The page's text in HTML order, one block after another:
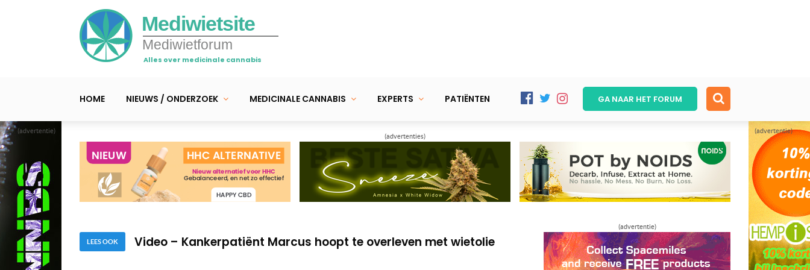
(advertentie) (advertentie)
Mediwietsite
Mediwietforum
Alles over medicinale cannabis
HOME NIEUWS / ONDERZOEK MEDICINALE CANNABIS EXPERTS PATIËNTEN GA NAAR HET FORUM
(advertenties)
LEES OOK
Video – Cannabis helpt Alex de ziekte van Crohn te behandelen
Video – Alvleesklierkanker stadium IV overleefd met wietolie
Video – Cannabis helpt Alex de ziekte van Crohn te behandelen
(advertentie)